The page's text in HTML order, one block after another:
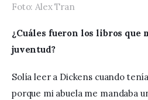
Foto: Alex Tran
¿Cuáles fueron los libros que
juventud?
Solía leer a Dickens cuando
porque mi abuela me mandaba